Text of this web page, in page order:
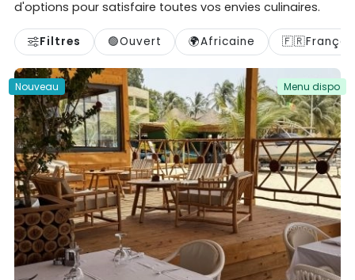
d'options pour satisfaire toutes vos envies culinaires.
Filtres 🟢Ouvert 🌍Africaine 🇫🇷
Nouveau Menu dispo